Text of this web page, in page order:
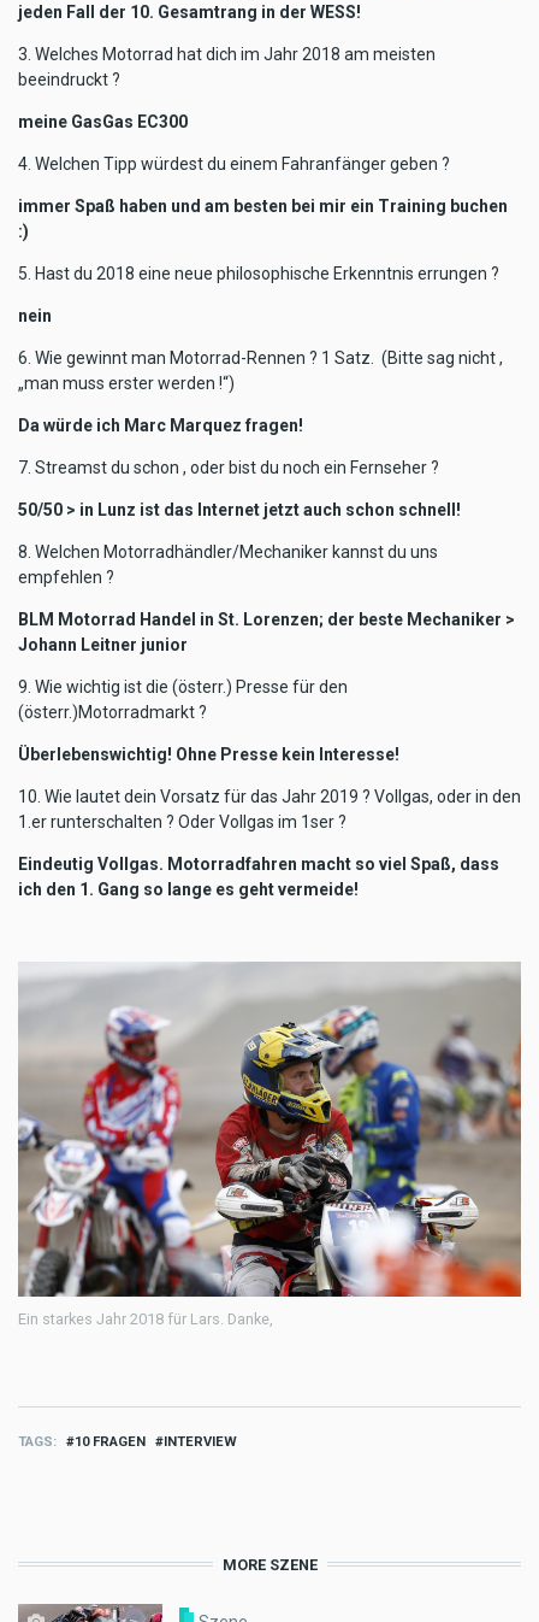
jeden Fall der 10. Gesamtrang in der WESS!
3. Welches Motorrad hat dich im Jahr 2018 am meisten
beeindruckt ?
meine GasGas EC300
4. Welchen Tipp würdest du einem Fahranfänger geben ?
immer Spaß haben und am besten bei mir ein Training buchen
:)
5. Hast du 2018 eine neue philosophische Erkenntnis errungen ?
nein
6. Wie gewinnt man Motorrad-Rennen ? 1 Satz. (Bitte sag nicht ,
„man muss erster werden !“)
Da würde ich Marc Marquez fragen!
7. Streamst du schon , oder bist du noch ein Fernseher ?
50/50 > in Lunz ist das Internet jetzt auch schon schnell!
8. Welchen Motorradhändler/Mechaniker kannst du uns
empfehlen ?
BLM Motorrad Handel in St. Lorenzen; der beste Mechaniker >
Johann Leitner junior
9. Wie wichtig ist die (österr.) Presse für den
(österr.)Motorradmarkt ?
Überlebenswichtig! Ohne Presse kein Interesse!
10. Wie lautet dein Vorsatz für das Jahr 2019 ? Vollgas, oder in den
1.er runterschalten ? Oder Vollgas im 1ser ?
Eindeutig Vollgas. Motorradfahren macht so viel Spaß, dass
ich den 1. Gang so lange es geht vermeide!
Ein starkes Jahr 2018 für Lars. Danke,
TAGS 10 FRAGEN INTERVIEW
MORE SZENE